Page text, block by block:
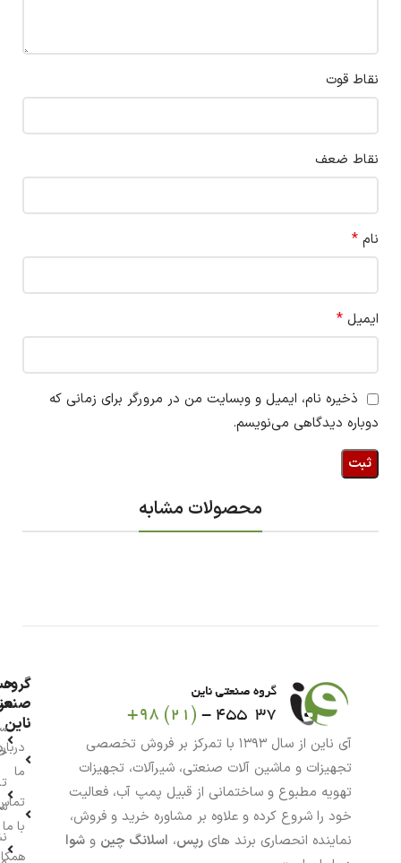
نقاط قوت
نقاط ضعف
نام *
ایمیل *
ذخیره نام، ایمیل و وبسایت من در مرورگر برای زمانی که
دوباره دیدگاهی می‌نویسم.
محصولات مشابه
آی ناین از سال ۱۳۹۳ با تمرکز بر فروش تخصصی
تجهیزات و ماشین آلات صنعتی، شیرآلات، تجهیزات
تهویه مطبوع و ساختمانی از قبیل پمپ آب، فعالیت
خود را شروع کرده و علاوه بر مشاوره خرید و فروش،
نماینده انحصاری برند های رپس، اسلانگ چین و شوا
گروه
ناین
ما
با ما